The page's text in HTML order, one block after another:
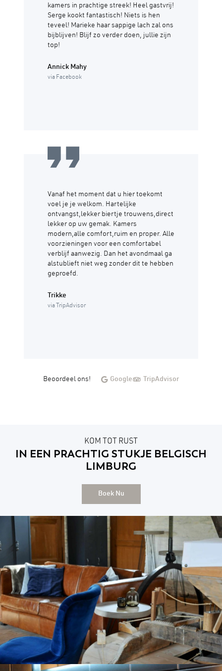
kamers in prachtige streek! Heel gastvrij!
Serge kookt fantastisch! Niets is hen
teveel! Marieke haar sappige lach zal ons
bijblijven! Blijf zo verder doen, jullie zijn
top!
Annick Mahy
via Facebook
Vanaf het moment dat u hier toekomt
voel je je welkom. Hartelijke
ontvangst,lekker biertje trouwens,direct
lekker op uw gemak. Kamers
modern,alle comfort,ruim en proper. Alle
voorzieningen voor een comfortabel
verblijf aanwezig. Dan het avondmaal ga
alstublieft niet weg zonder dit te hebben
geproefd.
Trikke
via TripAdvisor
Beoordeel ons! Google TripAdvisor
KOM TOT RUST
IN EEN PRACHTIG STUKJE BELGISCH
LIMBURG
Boek Nu